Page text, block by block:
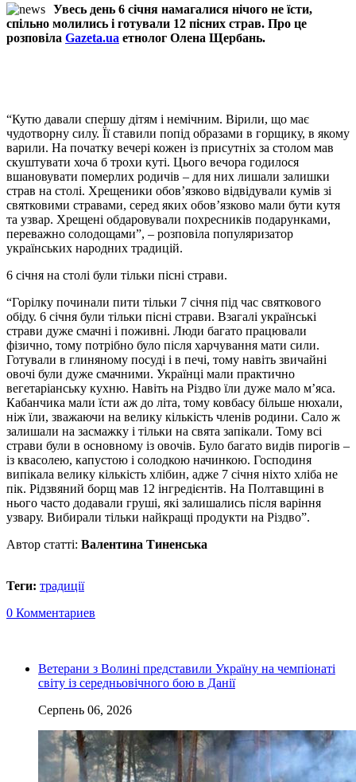
Увесь день 6 січня намагалися нічого не їсти,
спільно молились і готували 12 пісних страв. Про це
розповіла Gazeta.ua етнолог Олена Щербань.
“Кутю давали спершу дітям і немічним. Вірили, що має
чудотворну силу. Її ставили попід образами в горщику, в якому
варили. На початку вечері кожен із присутніх за столом мав
скуштувати хоча б трохи куті. Цього вечора годилося
вшановувати померлих родичів – для них лишали залишки
страв на столі. Хрещеники обов’язково відвідували кумів зі
святковими стравами, серед яких обов’язково мали бути кутя
та узвар. Хрещені обдаровували похресників подарунками,
переважно солодощами”, – розповіла популяризатор
українських народних традицій.
6 січня на столі були тільки пісні страви.
“Горілку починали пити тільки 7 січня під час святкового
обіду. 6 січня були тільки пісні страви. Взагалі українські
страви дуже смачні і поживні. Люди багато працювали
фізично, тому потрібно було після харчування мати сили.
Готували в глиняному посуді і в печі, тому навіть звичайні
овочі були дуже смачними. Українці мали практично
вегетаріанську кухню. Навіть на Різдво їли дуже мало м’яса.
Кабанчика мали їсти аж до літа, тому ковбасу більше нюхали,
ніж їли, зважаючи на велику кількість членів родини. Сало ж
залишали на засмажку і тільки на свята запікали. Тому всі
страви були в основному із овочів. Було багато видів пирогів –
із квасолею, капустою і солодкою начинкою. Господиня
випікала велику кількість хлібин, адже 7 січня ніхто хліба не
пік. Рідзвяний борщ мав 12 інгредієнтів. На Полтавщині в
нього часто додавали груші, які залишались після варіння
узвару. Вибирали тільки найкращі продукти на Різдво”.
Автор статті: Валентина Тиненська
Теги: традиції
0 Комментариев
Ветерани з Волині представили Україну на чемпіонаті
світу із середньовічного бою в Данії
Серпень 06, 2026